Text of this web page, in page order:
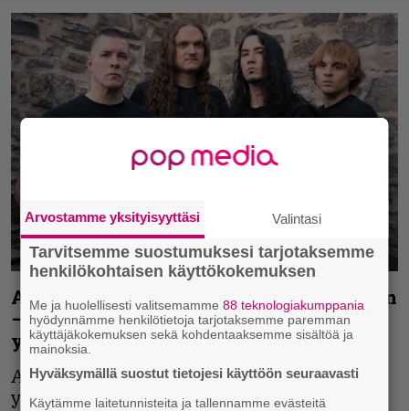
Annihilator laittoi ulos uuden kappaleen
– sanoituksissa pureudutaan pahuuden
ytimeen
Annihilatorin uusi materiaali jatkaa
yhtyeen uran alkuaikojen hengessä.
Arvostamme yksityisyyttäsi Valintasi
Tarvitsemme suostumuksesi tarjotaksemme
henkilökohtaisen käyttökokemuksen
Me ja huolellisesti valitsemamme88 teknologiakumppania
hyödynnämme henkilötietoja tarjotaksemme paremman
käyttäjäkokemuksen sekä kohdentaaksemme sisältöä ja
mainoksia.
Hyväksymällä suostut tietojesi käyttöön seuraavasti
Käytämme laitetunnisteita ja tallennamme evästeitä